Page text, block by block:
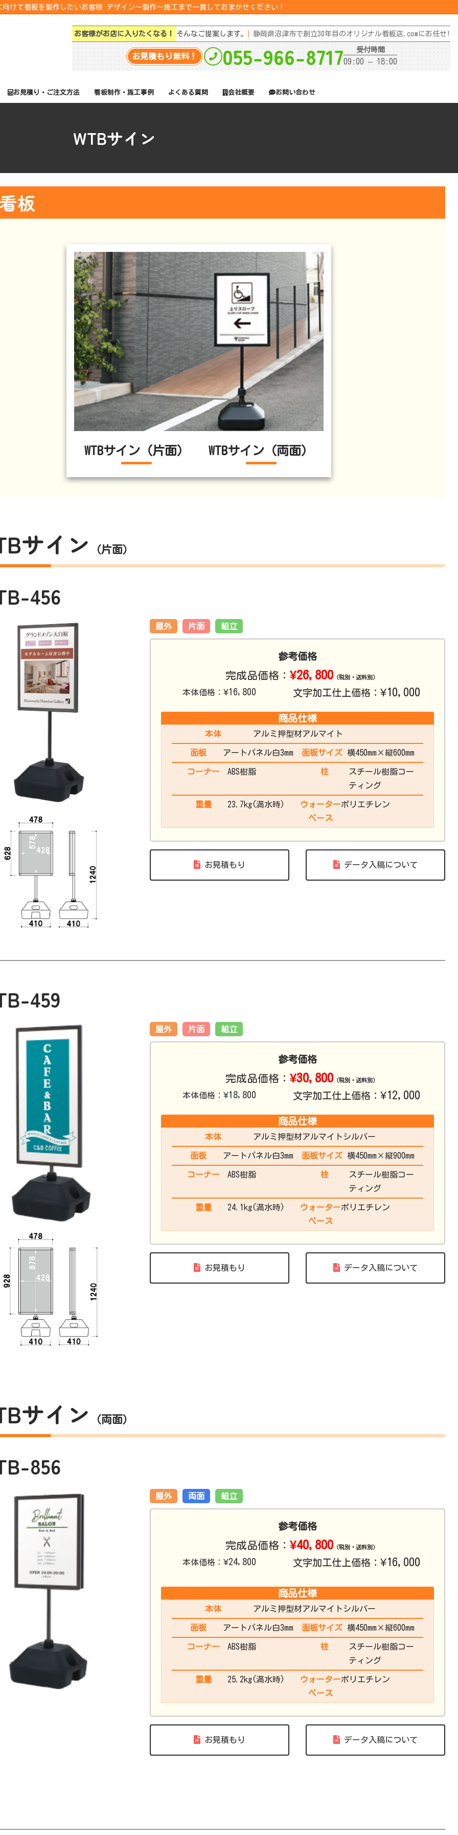
向けて看板を製作したいお客様 デザイン～製作～施工まで一貫しておまかせください！
お客様がお店に入りたくなる！ そんなご提案します。 静岡県沼津市で創立30年目のオリジナル看板店.comにお任せ!
お見積もり無料！ 055-966-8717 受付時間
09:00 – 18:00
お見積り・ご注文方法 看板制作・施工事例 よくある質問 会社概要 お問い合わせ
WTBサイン
板
WTBサイン（片面） WTBサイン（両面）
サイン （片面）
456
屋外 片面 組立
参考価格
完成品価格： ¥26,800（税別・送料別）
本体価格：¥16,800 文字加工仕上価格： ¥10,000
商品仕様
本体 アルミ押型材アルマイト
面板 アートパネル白3mm 面板サイズ 横450mm×縦600mm
コーナー ABS樹脂 柱
スチール樹脂コー
ティング
重量 23.7kg(満水時)
ウォーター
ベース
ポリエチレン
お見積もり データ入稿について
459
屋外 片面 組立
参考価格
完成品価格： ¥30,800（税別・送料別）
本体価格：¥18,800 文字加工仕上価格：¥12,000
商品仕様
本体 アルミ押型材アルマイトシルバー
面板 アートパネル白3mm 面板サイズ 横450mm×縦900mm
コーナー ABS樹脂 柱
スチール樹脂コー
ティング
重量 24.1kg(満水時)
ウォーター
ベース
ポリエチレン
お見積もり データ入稿について
サイン （両面）
856
屋外 両面 組立
参考価格
完成品価格： ¥40,800（税別・送料別）
本体価格：¥24,800 文字加工仕上価格： ¥16,000
商品仕様
本体 アルミ押型材アルマイトシルバー
面板 アートパネル白3mm 面板サイズ 横450mm×縦600mm
コーナー ABS樹脂 柱
スチール樹脂コー
ティング
重量 25.2kg(満水時)
ウォーター
ベース
ポリエチレン
お見積もり データ入稿について